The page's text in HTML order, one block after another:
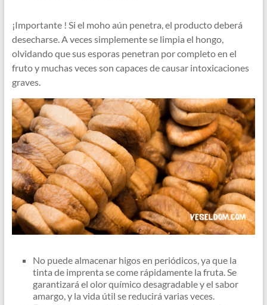
¡Importante ! Si el moho aún penetra, el producto deberá
desecharse. A veces simplemente se limpia el hongo,
olvidando que sus esporas penetran por completo en el
fruto y muchas veces son capaces de causar intoxicaciones
graves.
No puede almacenar higos en periódicos, ya que la
tinta de imprenta se come rápidamente la fruta. Se
garantizará el olor químico desagradable y el sabor
amargo, y la vida útil se reducirá varias veces.